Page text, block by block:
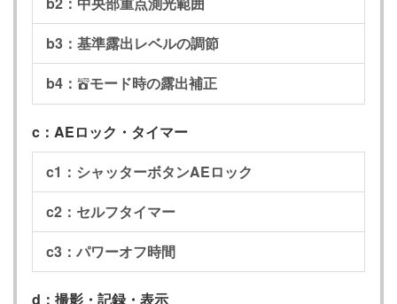
b3：基準露出レベルの調節
b4： bモード時の露出補正
c：AEロック・タイマー
c1：シャッターボタンAEロック
c2：セルフタイマー
c3：パワーオフ時間
d：撮影・記録・表示